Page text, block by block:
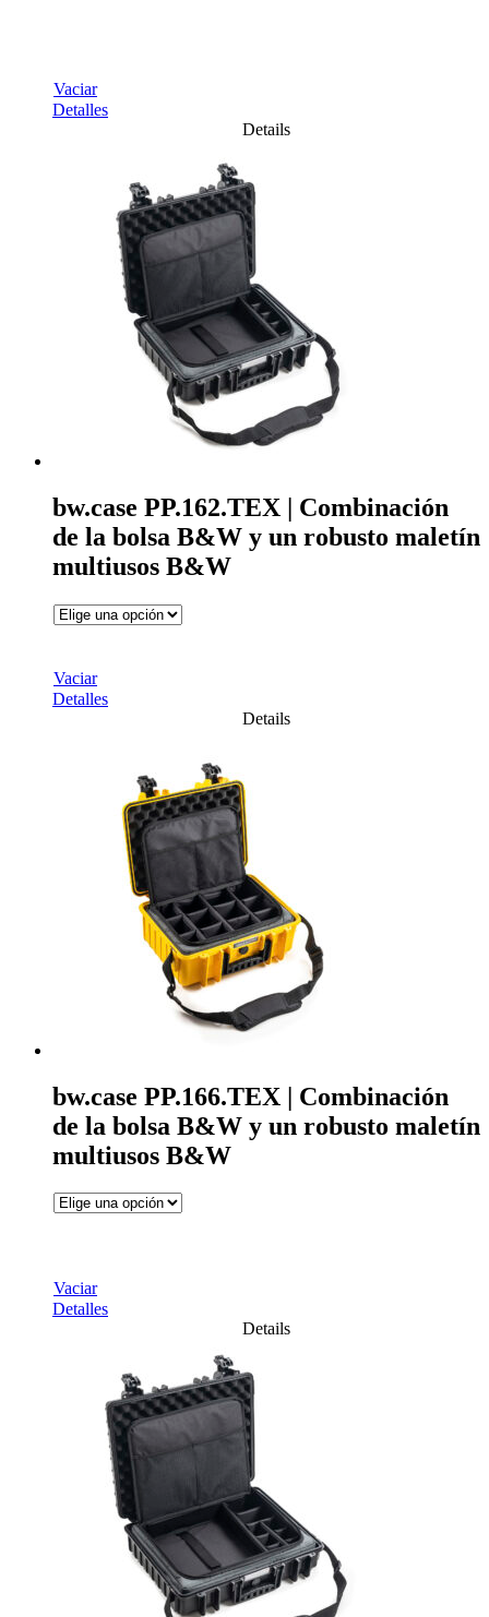
Vaciar
Detalles
Details
bw.case PP.162.TEX | Combinación
de la bolsa B&W y un robusto maletín
multiusos B&W
Vaciar
Detalles
Details
bw.case PP.166.TEX | Combinación
de la bolsa B&W y un robusto maletín
multiusos B&W
Vaciar
Detalles
Details